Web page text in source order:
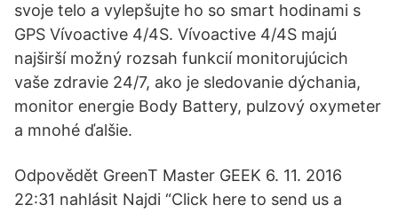
svoje telo a vylepšujte ho so smart hodinami s
GPS Vívoactive 4/4S. Vívoactive 4/4S majú
najširší možný rozsah funkcií monitorujúcich
vaše zdravie 24/7, ako je sledovanie dýchania,
monitor energie Body Battery, pulzový oxymeter
a mnohé ďalšie.
Odpovědět GreenT Master GEEK 6. 11. 2016
22:31 nahlásit Najdi “Click here to send us a